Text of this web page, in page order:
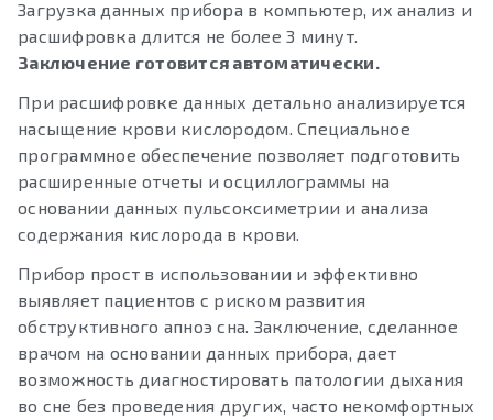
Загрузка данных прибора в компьютер, их анализ и
расшифровка длится не более 3 минут.
Заключение готовится автоматически.
При расшифровке данных детально анализируется
насыщение крови кислородом. Специальное
программное обеспечение позволяет подготовить
расширенные отчеты и осциллограммы на
основании данных пульсоксиметрии и анализа
содержания кислорода в крови.
Прибор прост в использовании и эффективно
выявляет пациентов с риском развития
обструктивного апноэ сна. Заключение, сделанное
врачом на основании данных прибора, дает
возможность диагностировать патологии дыхания
во сне без проведения других, часто некомфортных